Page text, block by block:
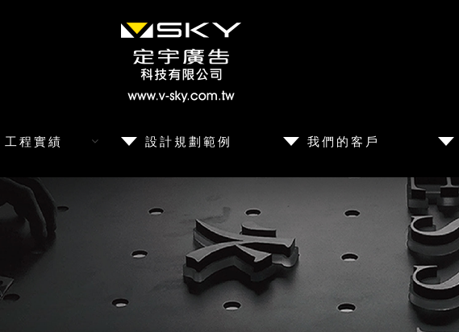
工程實績 設計規劃範例 我們的客戶